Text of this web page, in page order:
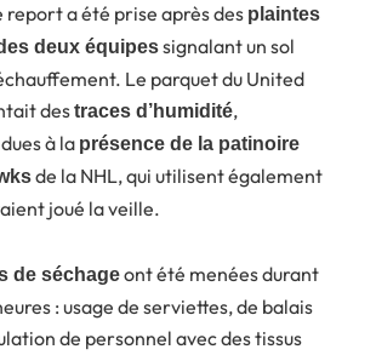
report a été prise après des plaintes
deux équipessignalant un sol
Le parquet du United
destraces d’humidité,
à la présence de la patinoire
de la NHL, qui utilisent également
joué la veille.
de séchageont été menées durant
: usage de serviettes, de balais
de personnel avec des tissus